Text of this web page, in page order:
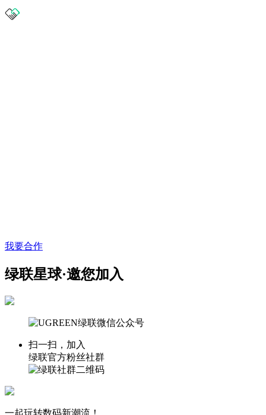
我要合作
绿联星球·邀您加入
扫一扫，加入
绿联官方粉丝社群
一起玩转数码新潮流！